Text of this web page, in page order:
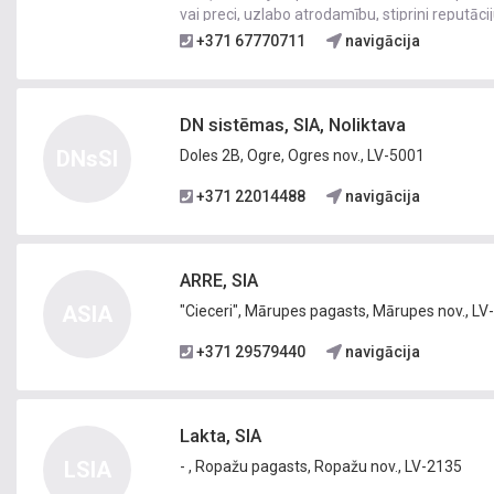
vai preci, uzlabo atrodamību, stiprini
klientus, izvietojot portālā biznesa profilu,
+371 67770711 navigācija
DN sistēmas, SIA, Noliktava
Doles 2B, Ogre, Ogres nov., LV-5001
+371 22014488 navigācija
ARRE, SIA
"Cieceri", Mārupes pagasts, Mārupes nov.,
+371 29579440 navigācija
Lakta, SIA
- , Ropažu pagasts, Ropažu nov., LV-2135